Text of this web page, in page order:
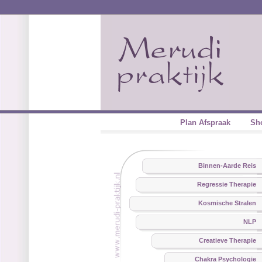
Plan Afspraak
Binnen-Aarde Reis
Regressie Therapie
Kosmische Stralen
NLP
Creatieve Therapie
Chakra Psychologie